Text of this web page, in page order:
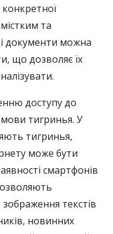
та
документи можна
що дозволяє їх
доступу до
мови тигринья. У
тигринья,
може бути
смартфонів
текстів
новинних